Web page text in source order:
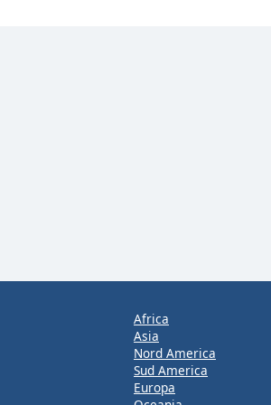
Africa
Asia
Nord America
Sud America
Europa